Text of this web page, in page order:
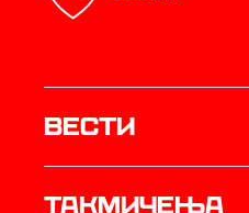
Вести
Такмичења